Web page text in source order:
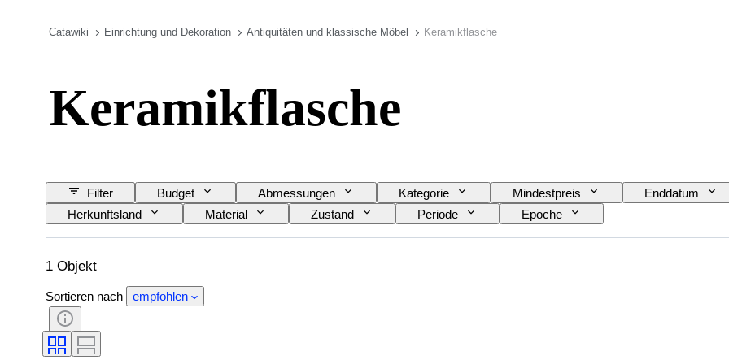
Catawiki Einrichtung und Dekoration Antiquitäten und klassische Möbel Keramikflasche
Keramikflasche
Filter Budget Abmessungen Kategorie Mindestpreis Enddatum
Herkunftsland
Material Zustand Periode Epoche
1 Objekt
Sortieren nach empfohlen